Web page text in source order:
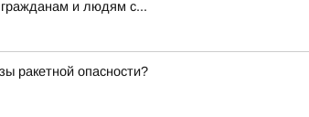
и людям с...
ракетной опасности?